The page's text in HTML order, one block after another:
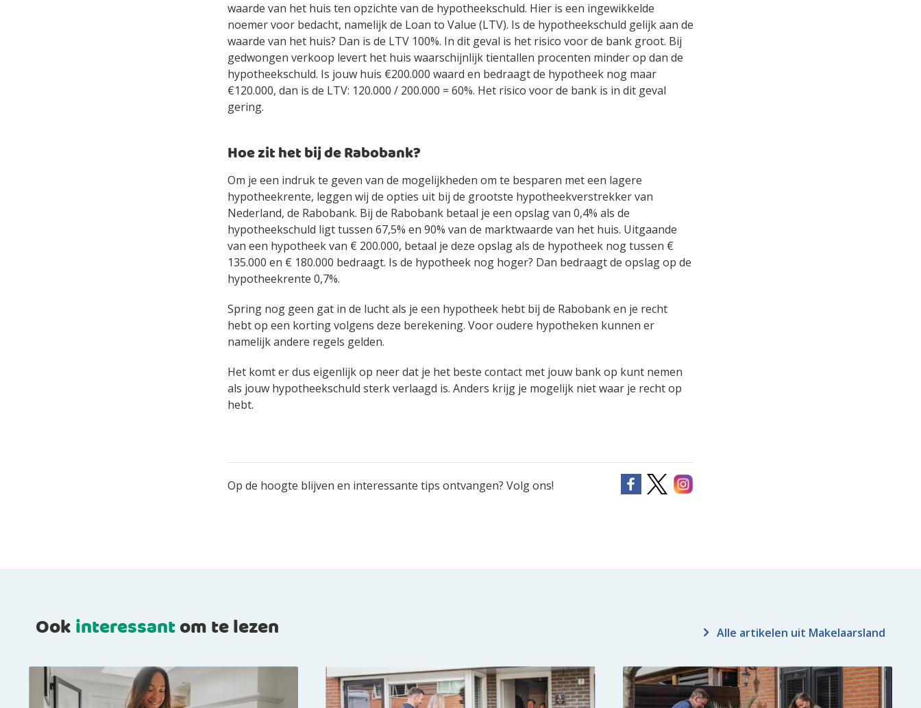
waarde van het huis ten opzichte van de hypotheekschuld. Hier is een ingewikkelde
noemer voor bedacht, namelijk de Loan to Value (LTV). Is de hypotheekschuld gelijk aan de
waarde van het huis? Dan is de LTV 100%. In dit geval is het risico voor de bank groot. Bij
gedwongen verkoop levert het huis waarschijnlijk tientallen procenten minder op dan de
hypotheekschuld. Is jouw huis €200.000 waard en bedraagt de hypotheek nog maar
€120.000, dan is de LTV: 120.000 / 200.000 = 60%. Het risico voor de bank is in dit geval
gering.
Hoe zit het bij de Rabobank?
Om je een indruk te geven van de mogelijkheden om te besparen met een lagere
hypotheekrente, leggen wij de opties uit bij de grootste hypotheekverstrekker van
Nederland, de Rabobank. Bij de Rabobank betaal je een opslag van 0,4% als de
hypotheekschuld ligt tussen 67,5% en 90% van de marktwaarde van het huis. Uitgaande
van een hypotheek van € 200.000, betaal je deze opslag als de hypotheek nog tussen €
135.000 en € 180.000 bedraagt. Is de hypotheek nog hoger? Dan bedraagt de opslag op de
hypotheekrente 0,7%.
Spring nog geen gat in de lucht als je een hypotheek hebt bij de Rabobank en je recht
hebt op een korting volgens deze berekening. Voor oudere hypotheken kunnen er
namelijk andere regels gelden.
Het komt er dus eigenlijk op neer dat je het beste contact met jouw bank op kunt nemen
als jouw hypotheekschuld sterk verlaagd is. Anders krijg je mogelijk niet waar je recht op
hebt.
Op de hoogte blijven en interessante tips ontvangen? Volg ons!
Ookinteressantom te lezen Alle artikelen uit Makelaarsland